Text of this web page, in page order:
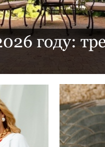
году: